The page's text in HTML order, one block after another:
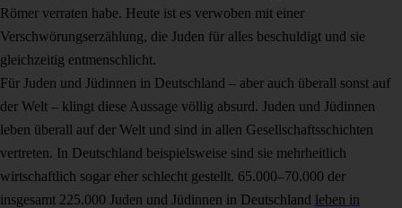
Römer verraten habe. Heute ist es verwoben mit einer
Verschwörungserzählung, die Juden für alles beschuldigt und sie
gleichzeitig entmenschlicht.
Für Juden und Jüdinnen in Deutschland – aber auch überall sonst auf
der Welt – klingt diese Aussage völlig absurd. Juden und Jüdinnen
leben überall auf der Welt und sind in allen Gesellschaftsschichten
vertreten. In Deutschland beispielsweise sind sie mehrheitlich
wirtschaftlich sogar eher schlecht gestellt. 65.000–70.000 der
insgesamt 225.000 Juden und Jüdinnen in Deutschland leben in